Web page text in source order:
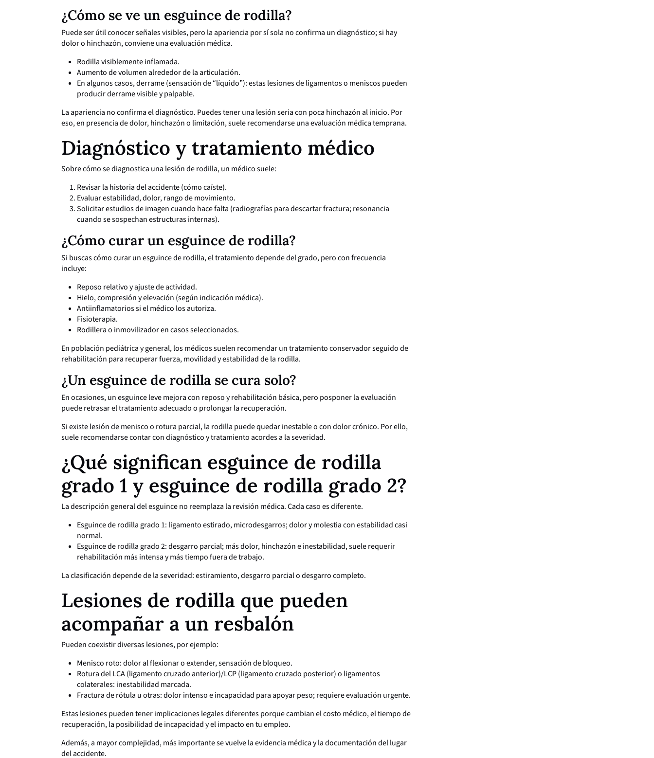
¿Cómo se ve un esguince de rodilla?
Puede ser útil conocer señales visibles, pero la apariencia por sí sola no confirma un diagnóstico; si hay
dolor o hinchazón, conviene una evaluación médica.
Rodilla visiblemente inflamada.
Aumento de volumen alrededor de la articulación.
En algunos casos, derrame (sensación de “líquido”): estas lesiones de ligamentos o meniscos pueden
producir derrame visible y palpable.
La apariencia no confirma el diagnóstico. Puedes tener una lesión seria con poca hinchazón al inicio. Por
eso, en presencia de dolor, hinchazón o limitación, suele recomendarse una evaluación médica temprana.
Diagnóstico y tratamiento médico
Sobre cómo se diagnostica una lesión de rodilla, un médico suele:
Revisar la historia del accidente (cómo caíste).
Evaluar estabilidad, dolor, rango de movimiento.
Solicitar estudios de imagen cuando hace falta (radiografías para descartar fractura; resonancia
cuando se sospechan estructuras internas).
¿Cómo curar un esguince de rodilla?
Si buscas cómo curar un esguince de rodilla, el tratamiento depende del grado, pero con frecuencia
incluye:
Reposo relativo y ajuste de actividad.
Hielo, compresión y elevación (según indicación médica).
Antiinflamatorios si el médico los autoriza.
Fisioterapia.
Rodillera o inmovilizador en casos seleccionados.
En población pediátrica y general, los médicos suelen recomendar un tratamiento conservador seguido de
rehabilitación para recuperar fuerza, movilidad y estabilidad de la rodilla.
¿Un esguince de rodilla se cura solo?
En ocasiones, un esguince leve mejora con reposo y rehabilitación básica, pero posponer la evaluación
puede retrasar el tratamiento adecuado o prolongar la recuperación.
Si existe lesión de menisco o rotura parcial, la rodilla puede quedar inestable o con dolor crónico. Por ello,
suele recomendarse contar con diagnóstico y tratamiento acordes a la severidad.
¿Qué significan esguince de rodilla
grado 1 y esguince de rodilla grado 2?
La descripción general del esguince no reemplaza la revisión médica. Cada caso es diferente.
Esguince de rodilla grado 1: ligamento estirado, microdesgarros; dolor y molestia con estabilidad casi
normal.
Esguince de rodilla grado 2: desgarro parcial; más dolor, hinchazón e inestabilidad, suele requerir
rehabilitación más intensa y más tiempo fuera de trabajo.
La clasificación depende de la severidad: estiramiento, desgarro parcial o desgarro completo.
Lesiones de rodilla que pueden
acompañar a un resbalón
Pueden coexistir diversas lesiones, por ejemplo:
Menisco roto: dolor al flexionar o extender, sensación de bloqueo.
Rotura del LCA (ligamento cruzado anterior)/LCP (ligamento cruzado posterior) o ligamentos
colaterales: inestabilidad marcada.
Fractura de rótula u otras: dolor intenso e incapacidad para apoyar peso; requiere evaluación urgente.
Estas lesiones pueden tener implicaciones legales diferentes porque cambian el costo médico, el tiempo de
recuperación, la posibilidad de incapacidad y el impacto en tu empleo.
Además, a mayor complejidad, más importante se vuelve la evidencia médica y la documentación del lugar
del accidente.